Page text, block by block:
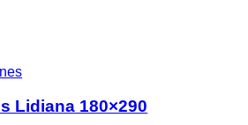
Lidiana 180×290